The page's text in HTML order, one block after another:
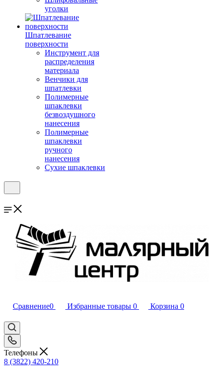
уголки
Шпатлевание
поверхности
Инструмент для
распределения
материала
Венчики для
шпатлевки
Полимерные
шпаклевки
безвоздушного
нанесения
Полимерные
шпаклевки
ручного
нанесения
Сухие шпаклевки
Сравнение0 Избранные товары 0 Корзина 0
Телефоны
8 (3822) 420-210